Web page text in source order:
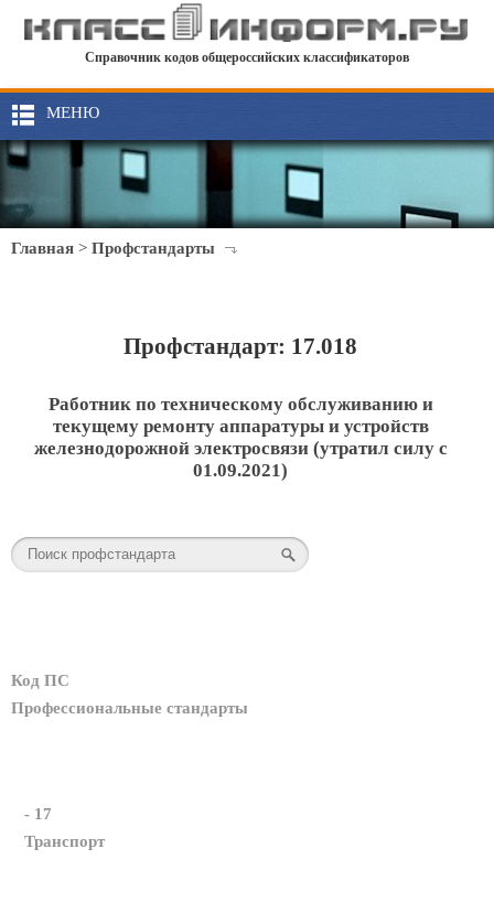
Справочник кодов общероссийских классификаторов
МЕНЮ
Главная > Профстандарты
Профстандарт: 17.018
Работник по техническому обслуживанию и
текущему ремонту аппаратуры и устройств
железнодорожной электросвязи (утратил силу с
01.09.2021)
Код ПС
Профессиональные стандарты
- 17
Транспорт